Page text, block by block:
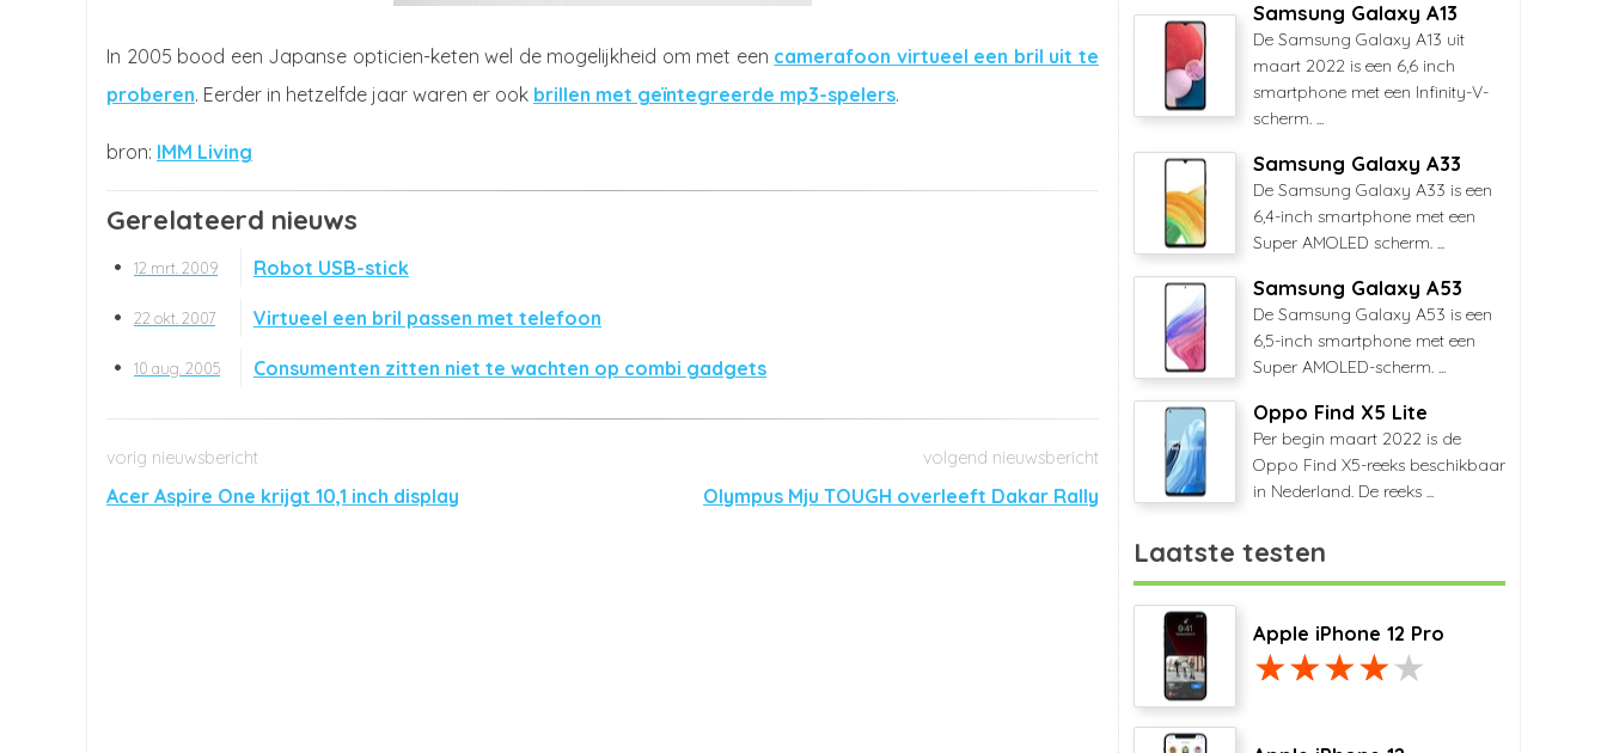
In 2005 bood een Japanse opticien-keten wel de mogelijkheid om met een camerafoon virtueel een bril uit te
proberen. Eerder in hetzelfde jaar waren er ook brillen met geïntegreerde mp3-spelers.
IMM Living
Gerelateerd nieuws
12 mrt. 2009 Robot USB-stick
22 okt. 2007 Virtueel een bril passen met telefoon
10 aug. 2005 Consumenten zitten niet te wachten op combi gadgets
Acer Aspire One krijgt 10,1 inch display Olympus Mju TOUGH overleeft Dakar Rally
Samsung Galaxy A13
De Samsung Galaxy A13 uit
maart 2022 is een 6,6 inch
smartphone met een Infinity-V-
scherm. ...
Samsung Galaxy A33
De Samsung Galaxy A33 is een
6,4-inch smartphone met een
Super AMOLED scherm. ...
Samsung Galaxy A53
De Samsung Galaxy A53 is een
6,5-inch smartphone met een
Super AMOLED-scherm. ...
Oppo Find X5 Lite
Per begin maart 2022 is de
Oppo Find X5-reeks beschikbaar
in Nederland. De reeks ...
Laatste testen
Apple iPhone 12 Pro